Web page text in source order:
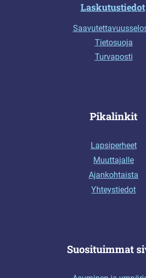
Laskutustiedot
Tietosuoja
Turvaposti
Pikalinkit
Lapsiperheet
Muuttajalle
Ajankohtaista
Yhteystiedot
Suosituimmat